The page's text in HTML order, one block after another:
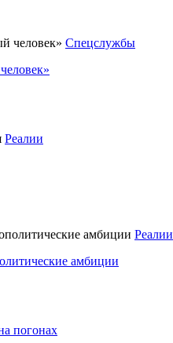
Спецслужбы
Реалии
Реалии
амбиции
погонах